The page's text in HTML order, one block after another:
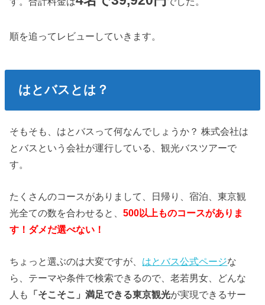
順を追ってレビューしていきます。
はとバスとは？
そもそも、はとバスって何なんでしょうか？ 株式会社は
とバスという会社が運行している、観光バスツアーで
す。
たくさんのコースがありまして、日帰り、宿泊、東京観
光全ての数を合わせると、500以上ものコースがありま
す！ダメだ選べない！
ちょっと選ぶのは大変ですが、 はとバス公式ページな
ら、テーマや条件で検索できるので、老若男女、どんな
人も
「そこそこ」満足できる東京観光が実現できるサー